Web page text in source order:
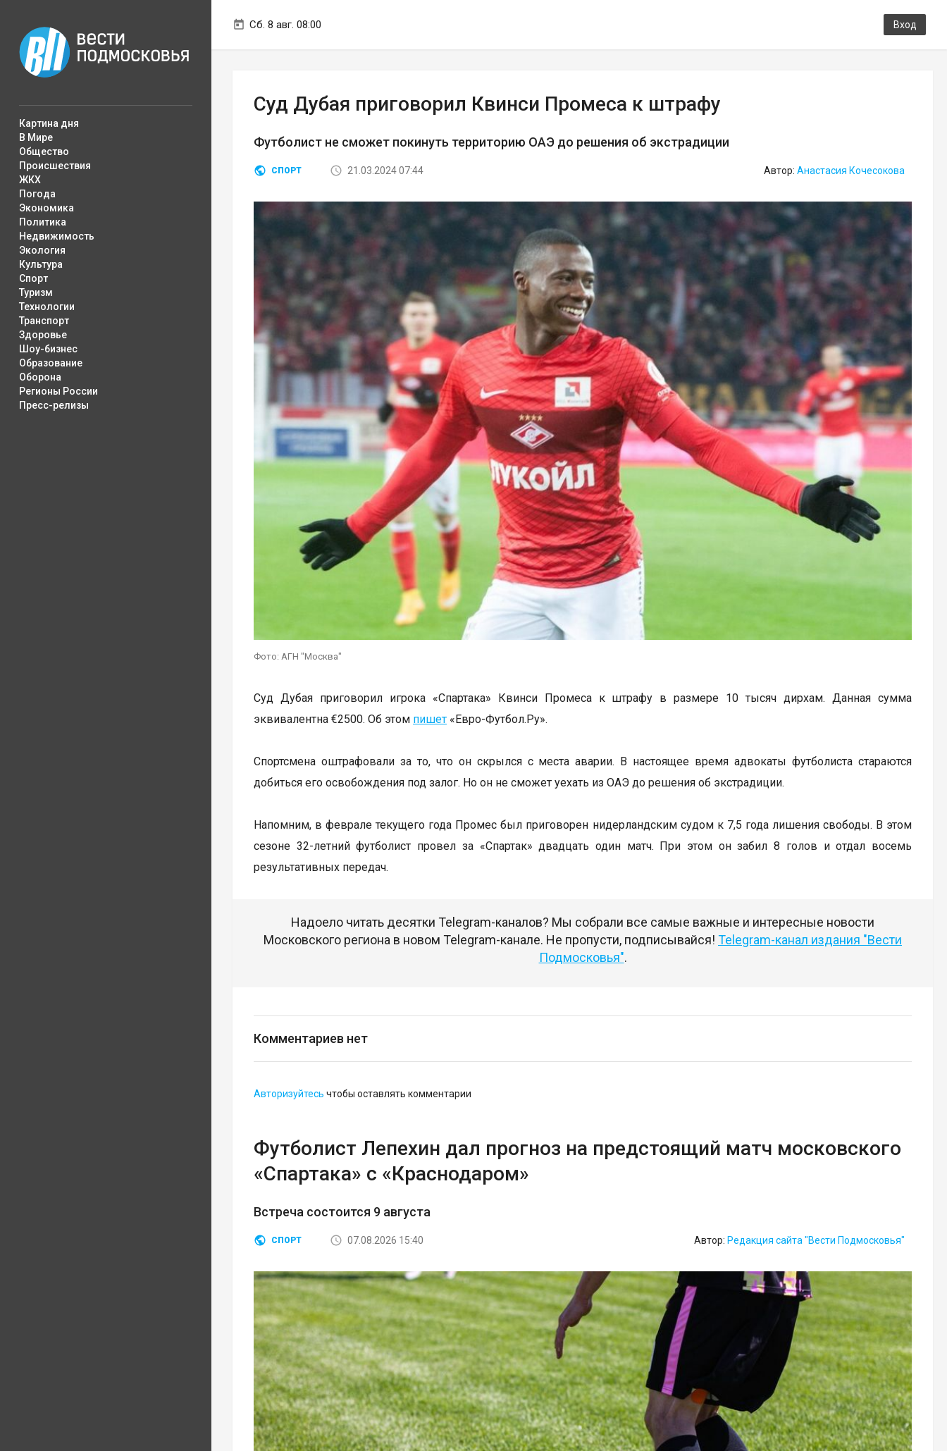
Сб. 8 авг. 08:00 Вход
Картина дня
В Мире
Общество
Происшествия
ЖКХ
Погода
Экономика
Политика
Недвижимость
Экология
Культура
Спорт
Туризм
Технологии
Транспорт
Здоровье
Шоу-бизнес
Образование
Оборона
Регионы России
Пресс-релизы
Суд Дубая приговорил Квинси Промеса к штрафу
Футболист не сможет покинуть территорию ОАЭ до решения об экстрадиции
СПОРТ 21.03.2024 07:44 Автор: Анастасия Кочесокова
Фото: АГН "Москва"
Суд Дубая приговорил игрока «Спартака» Квинси Промеса к штрафу в размере 10 тысяч дирхам. Данная сумма
эквивалентна €2500. Об этом пишет «Евро-Футбол.Ру».
Спортсмена оштрафовали за то, что он скрылся с места аварии. В настоящее время адвокаты футболиста стараются
добиться его освобождения под залог. Но он не сможет уехать из ОАЭ до решения об экстрадиции.
Напомним, в феврале текущего года Промес был приговорен нидерландским судом к 7,5 года лишения свободы. В этом
сезоне 32-летний футболист провел за «Спартак» двадцать один матч. При этом он забил 8 голов и отдал восемь
результативных передач.
Надоело читать десятки Telegram-каналов? Мы собрали все самые важные и интересные новости
Московского региона в новом Telegram-канале. Не пропусти, подписывайся! Telegram-канал издания "Вести
Подмосковья".
Комментариев нет
Авторизуйтесь чтобы оставлять комментарии
Футболист Лепехин дал прогноз на предстоящий матч московского
«Спартака» с «Краснодаром»
Встреча состоится 9 августа
СПОРТ 07.08.2026 15:40 Автор: Редакция сайта "Вести Подмосковья"